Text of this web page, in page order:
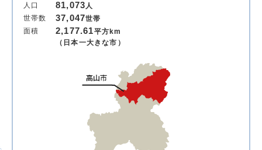
人口 81,073人
世帯数
37,047世帯
面積
2,177.61平方km
（日本一大きな市）